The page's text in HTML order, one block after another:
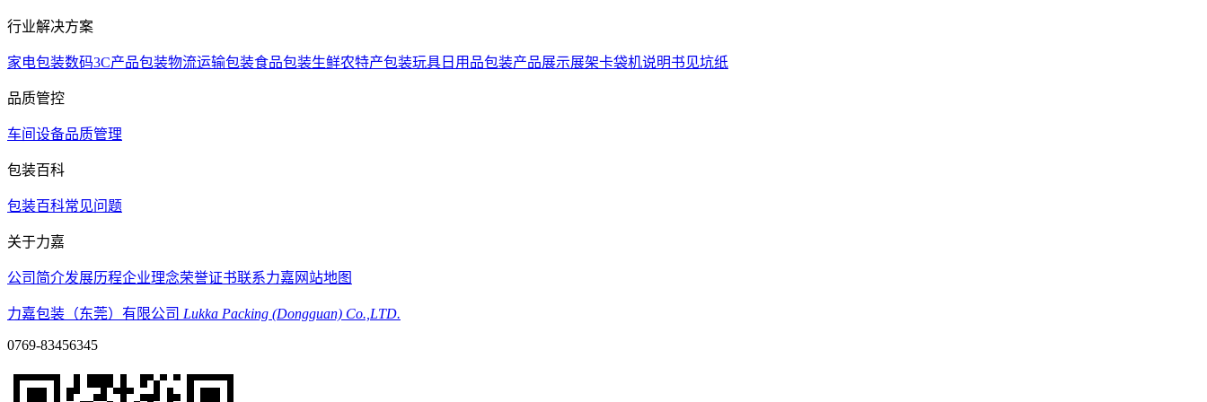
行业解决方案
家电包装数码3C产品包装物流运输包装食品包装生鲜农特产包装玩具日用品包装产品展示展架卡袋机说明书见坑纸
品质管控
车间设备品质管理
包装百科
包装百科常见问题
关于力嘉
公司简介发展历程企业理念荣誉证书联系力嘉 网站地图
力嘉包装（东莞）有限公司 Lukka Packing (Dongguan) Co.,LTD.
0769-83456345